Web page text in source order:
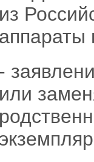
из
аппараты
-
или